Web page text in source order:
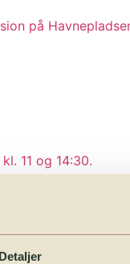
Detaljer
på
11 og 14:30.